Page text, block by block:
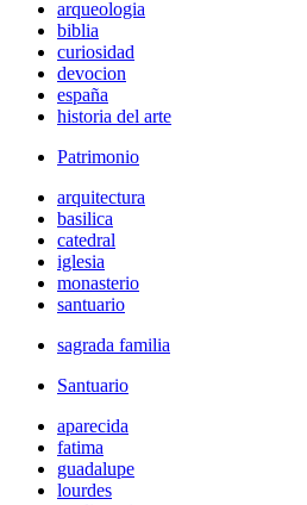
arqueologia
biblia
curiosidad
devocion
españa
historia del arte
Patrimonio
arquitectura
basilica
catedral
iglesia
monasterio
santuario
sagrada familia
Santuario
aparecida
fatima
guadalupe
lourdes